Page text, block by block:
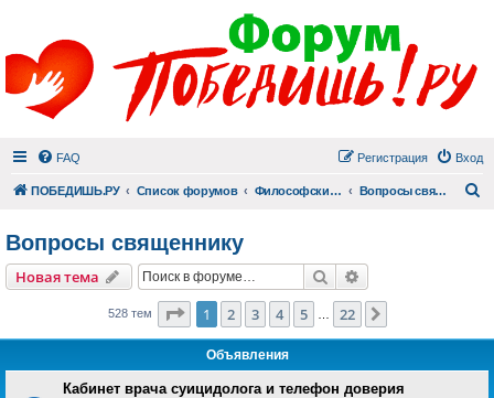
FAQ Вход
Регистрация
ПОБЕДИШЬ.РУ Список форумов Философский раздел Вопросы священнику
Вопросы священнику
Новая тема Поиск
528 тем Страница из 22
1 2 3 4 5 22
Объявления
Кабинет врача суицидолога и телефон доверия